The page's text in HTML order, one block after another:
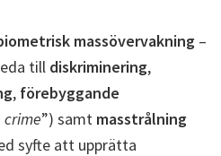
massövervakning –
till diskriminering,
, förebyggande
crime”) samt masstrålning
syfte att upprätta